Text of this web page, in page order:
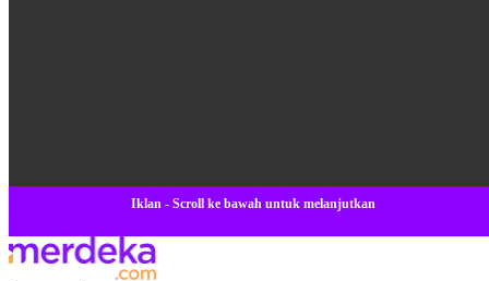
Iklan - Scroll ke bawah untuk melanjutkan